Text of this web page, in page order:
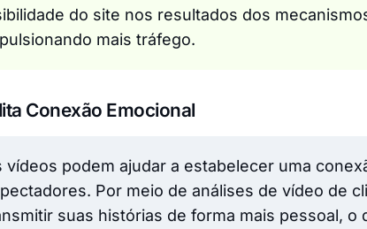
do site nos resultados dos
mais tráfego.
Conexão Emocional
vídeos podem ajudar a estabelecer uma
Por meio de análises de vídeo de
suas histórias de forma mais pessoal, o